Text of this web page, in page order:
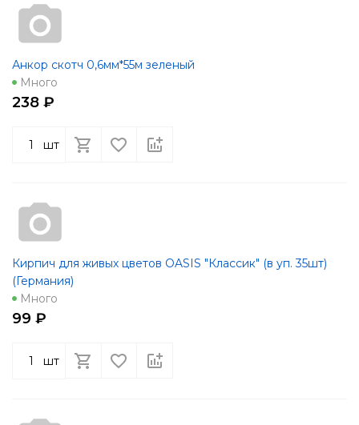
Анкор скотч 0,6мм*55м зеленый
Много
238 ₽
шт
Кирпич для живых цветов OASIS "Классик" (в уп. 35шт)
(Германия)
Много
99 ₽
шт